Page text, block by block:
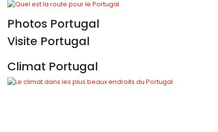
Photos Portugal
Visite Portugal
Climat Portugal